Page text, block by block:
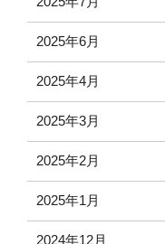
2025年6月
2025年4月
2025年3月
2025年2月
2025年1月
2024年12月